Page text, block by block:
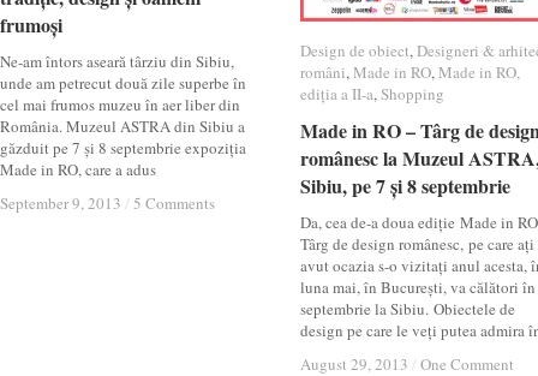
frumoși
Ne-am întors aseară târziu din Sibiu,
unde am petrecut două zile superbe în
cel mai frumos muzeu în aer liber din
România. Muzeul ASTRA din Sibiu a
găzduit pe 7 și 8 septembrie expoziția
Made in RO, care a adus
September 9, 2013 / 5 Comments
frumoși
September 9, 2013 / 5 Comments
Design de obiect,Designeri &
români,Made in RO,Made in RO,
ediția a II-a,Shopping
Made in RO – Târg de
românesc la Muzeul
Sibiu, pe 7 și 8 septembrie
Da, cea de-a doua ediție Made in
Târg de design românesc, pe care ați
avut ocazia s-o vizitați anul acesta,
luna mai, în București, va călători în
septembrie la Sibiu. Obiectele de
design pe care le veți putea admira
August 29, 2013 / One Comment
Design de obiect Designeri &
români Made in RO Made in RO,
ediția a II-a Shopping
Made in RO – Târg de
românesc la Muzeul
Sibiu, pe 7 și 8 septembrie
August 29, 2013 / One Comment